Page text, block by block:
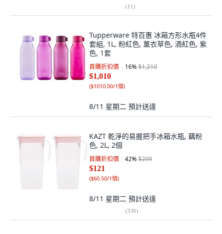
(11)
Tupperware 特百惠 冰箱方形水瓶4件
套組, 1L, 粉紅色, 薰衣草色, 酒紅色, 紫
色, 1套
首購折扣價 16%$1,210
$1,010
($1010.00/1個)
8/11 星期二 預計送達
KAZT 乾淨的易握把手冰箱水瓶, 藕粉
色, 2L, 2個
首購折扣價 42%$209
$121
($60.50/1個)
8/11 星期二 預計送達
(336)